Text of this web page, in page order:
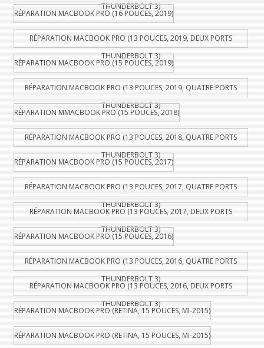
THUNDERBOLT 3)
RÉPARATION MACBOOK PRO (16 POUCES, 2019)
RÉPARATION MACBOOK PRO (13 POUCES, 2019, DEUX PORTS
THUNDERBOLT 3)
RÉPARATION MACBOOK PRO (15 POUCES, 2019)
RÉPARATION MACBOOK PRO (13 POUCES, 2019, QUATRE PORTS
THUNDERBOLT 3)
RÉPARATION MMACBOOK PRO (15 POUCES, 2018)
RÉPARATION MACBOOK PRO (13 POUCES, 2018, QUATRE PORTS
THUNDERBOLT 3)
RÉPARATION MACBOOK PRO (15 POUCES, 2017)
RÉPARATION MACBOOK PRO (13 POUCES, 2017, QUATRE PORTS
THUNDERBOLT 3)
RÉPARATION MACBOOK PRO (13 POUCES, 2017, DEUX PORTS
THUNDERBOLT 3)
RÉPARATION MACBOOK PRO (15 POUCES, 2016)
RÉPARATION MACBOOK PRO (13 POUCES, 2016, QUATRE PORTS
THUNDERBOLT 3)
RÉPARATION MACBOOK PRO (13 POUCES, 2016, DEUX PORTS
THUNDERBOLT 3)
RÉPARATION MACBOOK PRO (RETINA, 15 POUCES, MI-2015)
RÉPARATION MACBOOK PRO (RETINA, 15 POUCES, MI-2015)